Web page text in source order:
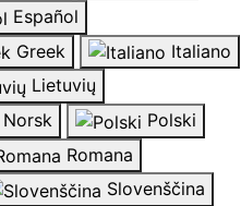
Español
Greek
Italiano
Lietuvių
Norsk
Polski
Romana
Slovenščina